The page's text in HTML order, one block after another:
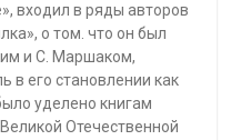
входил в ряды авторов
о том. что он был
и С. Маршаком,
в его становлении как
уделено книгам
Отечественной